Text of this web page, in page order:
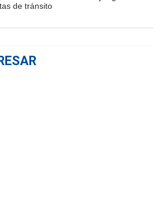
de tránsito